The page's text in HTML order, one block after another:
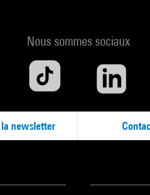
Nous sommes sociaux
newsletter